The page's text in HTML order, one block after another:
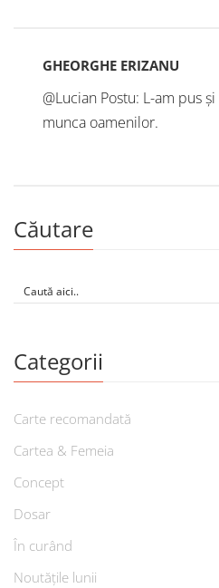
GHEORGHE ERIZANU
@Lucian Postu: L-am pus
munca oamenilor.
Căutare
Categorii
Carte recomandată
Cartea & Femeia
Concept
Dosar
În curând
Noutățile lunii